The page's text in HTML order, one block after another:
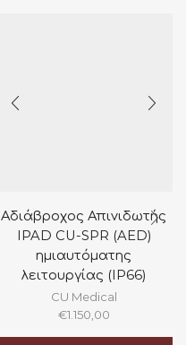
Αδιάβροχος Απινιδωτής
IPAD CU-SPR (AED)
ημιαυτόματης
λειτουργίας (IP66)
CU Medical
€1.150,00